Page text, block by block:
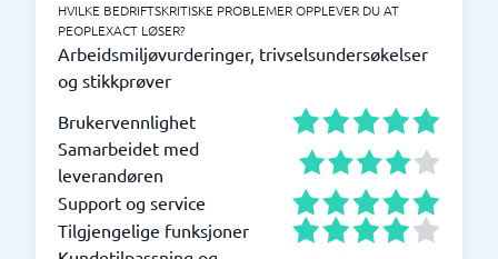
HVILKE BEDRIFTSKRITISKE PROBLEMER OPPLEVER DU AT
PEOPLEXACT LØSER?
Arbeidsmiljøvurderinger, trivselsundersøkelser
og stikkprøver
Brukervennlighet
Samarbeidet med
leverandøren
Support og service
Tilgjengelige funksjoner